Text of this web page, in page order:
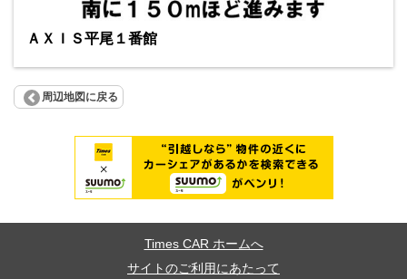
ＡＸＩＳ平尾１番館
周辺地図に戻る
Times CAR ホームへ
サイトのご利用にあたって